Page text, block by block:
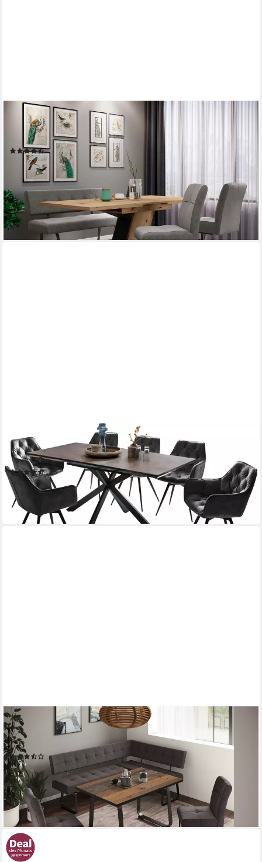
Essgruppe Luise I G Tisch Sitzbank Stühle, (Set, 4-tlg),
Ausziehtisch 140 - 180 cm Esszimmer Bestseller
(20)
715,04 € UVP1.226,99 €
-42%
lieferbar - in 9-11 Werktagen bei dir
Essgruppe HAVEL, (7-tlg), Tisch 140-180x90 cm,
Synchronauszug, Stuhl 360° drehbar, Armlehnen
(2)
1.024,18 € UVP 2.236,99 €
-54%
lieferbar - in 9-11 Werktagen bei dir
HELA
Essgruppe RUHR, (4-tlg), Kufentisch 140x90 cm, Schwingstuhl
und Bank mit Federkorb, Komfortsitz
(5)
753,17 € UVP 1.795,99 €
-58%
lieferbar - in 6-8 Werktagen bei dir